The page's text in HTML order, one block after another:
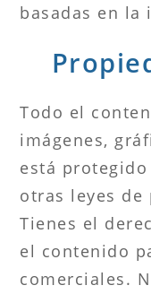
basadas en
Todo el
imágenes,
está
otras leyes
Tienes el
el contenido
comerciales.